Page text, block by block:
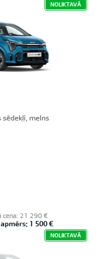
NOLIKTAVĀ
sēdekļi, melns
cena: 21 290 €
1 500 €
NOLIKTAVĀ